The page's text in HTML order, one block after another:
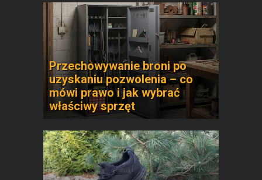
Przechowywanie broni po
uzyskaniu pozwolenia – co
mówi prawo i jak wybrać
właściwy sprzęt